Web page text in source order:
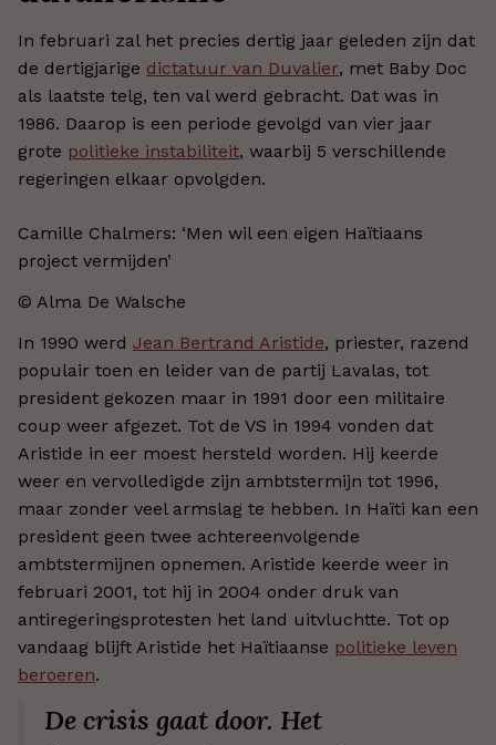
In februari zal het precies dertig jaar geleden zijn dat
de dertigjarige dictatuur van Duvalier, met Baby Doc
als laatste telg, ten val werd gebracht. Dat was in
1986. Daarop is een periode gevolgd van vier jaar
grote politieke instabiliteit, waarbij 5 verschillende
regeringen elkaar opvolgden.
Camille Chalmers: ‘Men wil een eigen Haïtiaans
project vermijden’
© Alma De Walsche
In 1990 werd Jean Bertrand Aristide, priester, razend
populair toen en leider van de partij Lavalas, tot
president gekozen maar in 1991 door een militaire
coup weer afgezet. Tot de VS in 1994 vonden dat
Aristide in eer moest hersteld worden. Hij keerde
weer en vervolledigde zijn ambtstermijn tot 1996,
maar zonder veel armslag te hebben. In Haïti kan een
president geen twee achtereenvolgende
ambtstermijnen opnemen. Aristide keerde weer in
februari 2001, tot hij in 2004 onder druk van
antiregeringsprotesten het land uitvluchtte. Tot op
vandaag blijft Aristide het Haïtiaanse politieke leven
beroeren.
De crisis gaat door. Het